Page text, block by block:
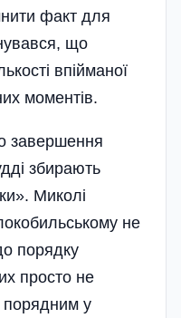
факт для
що
впійманої
моментів.
завершення
збирають
Миколі
не
порядку
просто не
порядним у